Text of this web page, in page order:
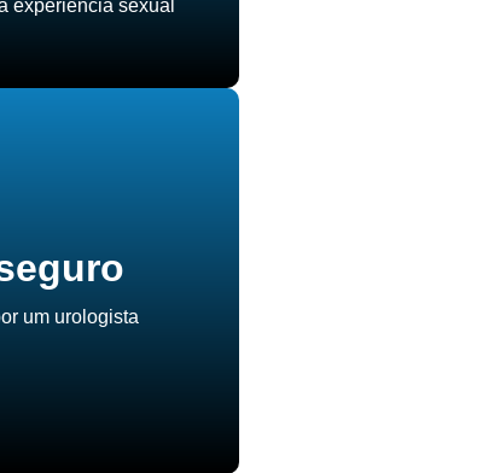
experiência sexual
um urologista